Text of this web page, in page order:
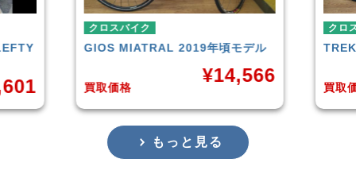
デル
クロスバイク
TREKFX3 Disc 2019年頃モデル
買取価格
¥26,701
クロ
イオ
買取
もっと見る